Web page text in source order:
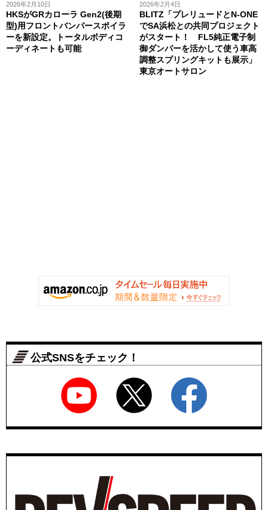
2026年2月10日
HKSがGRカローラ Gen2(後期
型)用フロントバンパースポイラ
ーを新設定。トータルボディコ
ーディネートも可能
2026年2月4日
BLITZ「プレリュードとN-ONE
でSA浜松との共同プロジェクト
がスタート！ FL5純正電子制
御ダンパーを活かして使う車高
調整スプリングキットも展示」
東京オートサロン
公式SNSをチェック！